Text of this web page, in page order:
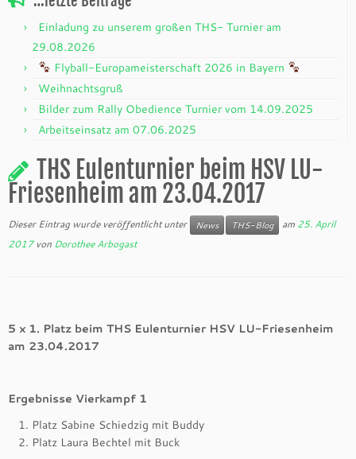
Einladung zu unserem großen THS- Turnier am
29.08.2026
Flyball-Europameisterschaft 2026 in Bayern
Weihnachtsgruß
Bilder zum Rally Obedience Turnier vom 14.09.2025
Arbeitseinsatz am 07.06.2025
THS Eulenturnier beim HSV LU-
Friesenheim am 23.04.2017
Dieser Eintrag wurde veröffentlicht unter News THS-Blog am 25. April
2017 von Dorothee Arbogast
5 x 1. Platz beim THS Eulenturnier HSV LU-Friesenheim
am 23.04.2017
Ergebnisse Vierkampf 1
Platz Sabine Schiedzig mit Buddy
Platz Laura Bechtel mit Buck